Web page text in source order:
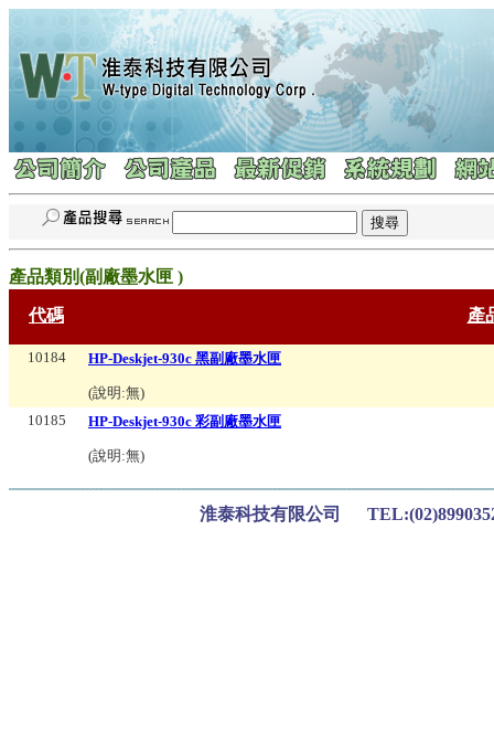
產品類別(副廠墨水匣 )
代碼 產
10184 HP-Deskjet-930c 黑副廠墨水匣
(說明:無)
10185
HP-Deskjet-930c 彩副廠墨水匣
(說明:無)
淮泰科技有限公司